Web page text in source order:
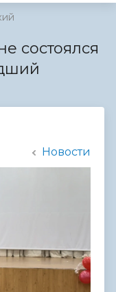
состоялся
Новости